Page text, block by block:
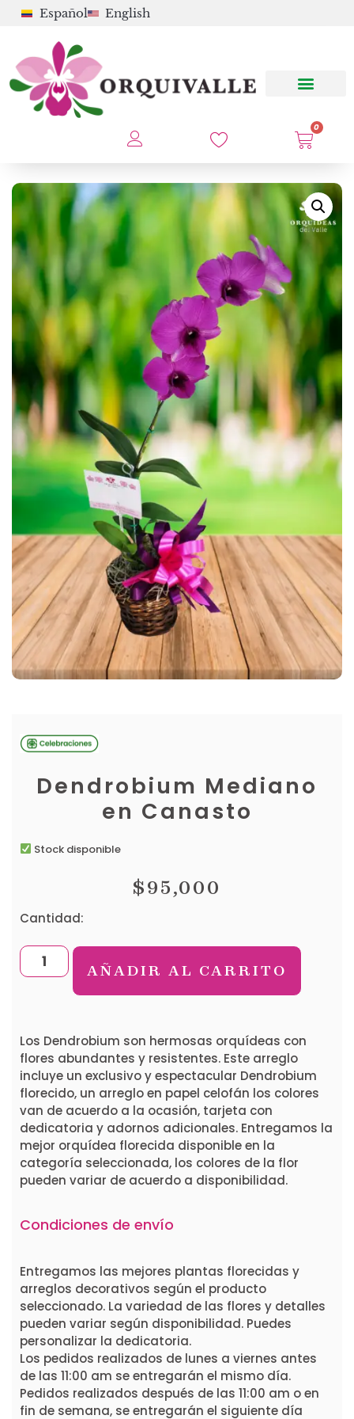
Español English
0
Dendrobium Mediano
en Canasto
Stock disponible
$95,000
Cantidad:
AÑADIR AL CARRITO
Los Dendrobium son hermosas orquídeas con
flores abundantes y resistentes. Este arreglo
incluye un exclusivo y espectacular Dendrobium
florecido, un arreglo en papel celofán los colores
van de acuerdo a la ocasión, tarjeta con
dedicatoria y adornos adicionales. Entregamos la
mejor orquídea florecida disponible en la
categoría seleccionada, los colores de la flor
pueden variar de acuerdo a disponibilidad.
Condiciones de envío
Entregamos las mejores plantas florecidas y
arreglos decorativos según el producto
seleccionado. La variedad de las flores y detalles
pueden variar según disponibilidad. Puedes
personalizar la dedicatoria.
Los pedidos realizados de lunes a viernes antes
de las 11:00 am se entregarán el mismo día.
Pedidos realizados después de las 11:00 am o en
fin de semana, se entregarán el siguiente día